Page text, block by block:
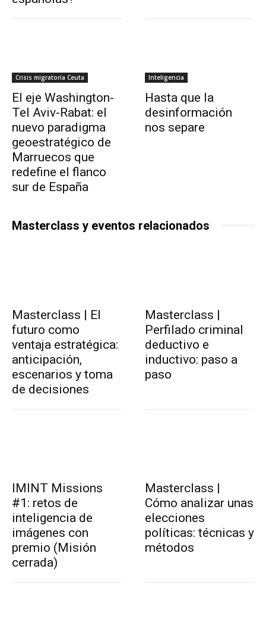
Crisis migratoria Ceuta
El eje Washington-
Tel Aviv-Rabat: el
nuevo paradigma
geoestratégico de
Marruecos que
redefine el flanco
sur de España
Inteligencia
Hasta que la
desinformación
nos separe
Masterclass y eventos relacionados
Masterclass | El
futuro como
ventaja estratégica:
anticipación,
escenarios y toma
de decisiones
Masterclass |
Perfilado criminal
deductivo e
inductivo: paso a
paso
IMINT Missions
#1: retos de
inteligencia de
imágenes con
premio (Misión
cerrada)
Masterclass |
Cómo analizar unas
elecciones
políticas: técnicas y
métodos